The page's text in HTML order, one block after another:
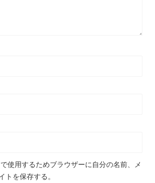
使用するためブラウザーに自分の名前、メ
トを保存する。